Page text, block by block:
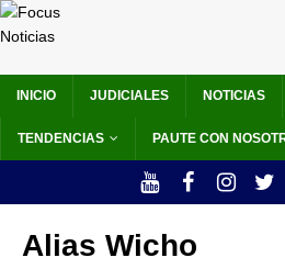
INICIO JUDICIALES NOTICIAS
TENDENCIAS PAUTE CON
Alias Wicho